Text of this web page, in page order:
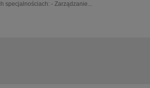
specjalnościach: - Zarządzanie...